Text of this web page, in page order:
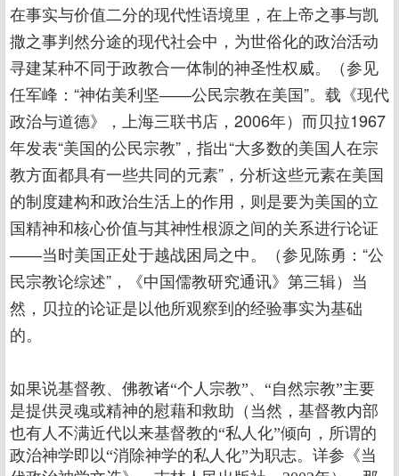
在事实与价值二分的现代性语境里，在上帝之事与凯
撒之事判然分途的现代社会中，为世俗化的政治活动
寻建某种不同于政教合一体制的神圣性权威。（参见
任军峰：“神佑美利坚――公民宗教在美国”。载《现代
政治与道德》，上海三联书店，2006年）而贝拉1967
年发表“美国的公民宗教”，指出“大多数的美国人在宗
教方面都具有一些共同的元素”，分析这些元素在美国
的制度建构和政治生活上的作用，则是要为美国的立
国精神和核心价值与其神性根源之间的关系进行论证
――当时美国正处于越战困局之中。（参见陈勇：“公
民宗教论综述”，《中国儒教研究通讯》第三辑）当
然，贝拉的论证是以他所观察到的经验事实为基础
的。
如果说基督教、佛教诸“个人宗教”、“自然宗教”主要
是提供灵魂或精神的慰藉和救助（当然，基督教内部
也有人不满近代以来基督教的“私人化”倾向，所谓的
政治神学即以“消除神学的私人化”为职志。详参《当